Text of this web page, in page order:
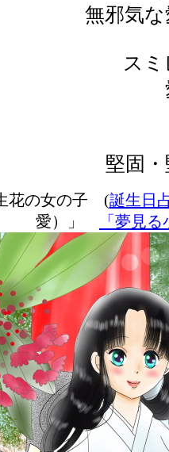
無邪気
ス
堅固
花の女の子 (誕生日
愛）」
「夢見